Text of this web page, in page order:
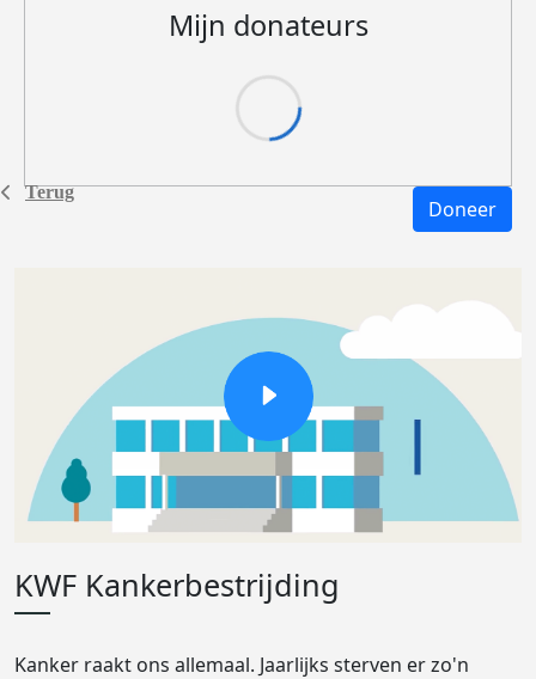
Terug
Mijn donateurs
Doneer
KWF Kankerbestrijding
Kanker raakt ons allemaal. Jaarlijks sterven er zo'n